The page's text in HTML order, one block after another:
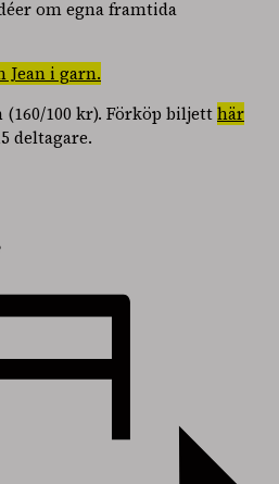
om egna framtida
Jean i garn.
100 kr). Förköp biljetthär
deltagare.